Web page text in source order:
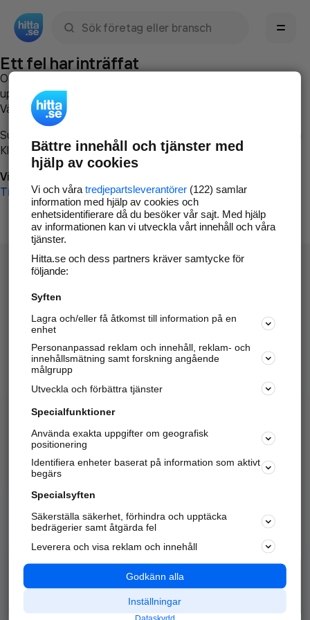
Ett fel har inträffat
Om du vill kan du
uppstod så att vi lättare och snabbare kan avhjälpa det.
Vänligen försök med följande:
Surfa till
Klicka påTillbaka-knappen i webbläsaren och försök igen
Vi beklagar besväret!
Till startsidan
Hitta.se - Gratis nummerupplysning.
Sök företag, personer och platser.
Hitta telefonnummer, adresser, företagsinfo mm.
Marknadsför företaget
Kom igång och annonsera mot
samarbetspartners nära dig.
Alla kategorier
Populära sökningar
API & Kartor
Annonsera
Integritet
Nödnummer
Bättre innehåll och tjänster med
hjälp av cookies
Vi och våra tredjepartsleverantörer(122) samlar
information med hjälp av cookies och
enhetsidentifierare då du besöker vår sajt. Med hjälp
av informationen kan vi utveckla vårt innehåll och våra
tjänster.
Hitta.se och dess partners kräver samtycke för
följande:
Syften
Lagra och/eller få åtkomst till information på en
enhet
Personanpassad reklam och innehåll, reklam- och
innehållsmätning samt forskning angående
målgrupp
Utveckla och förbättra tjänster
Specialfunktioner
Använda exakta uppgifter om geografisk
positionering
Identifiera enheter baserat på information som aktivt
begärs
Specialsyften
Säkerställa säkerhet, förhindra och upptäcka
bedrägerier samt åtgärda fel
Leverera och visa reklam och innehåll
Godkänn alla
Inställningar
Dataskydd